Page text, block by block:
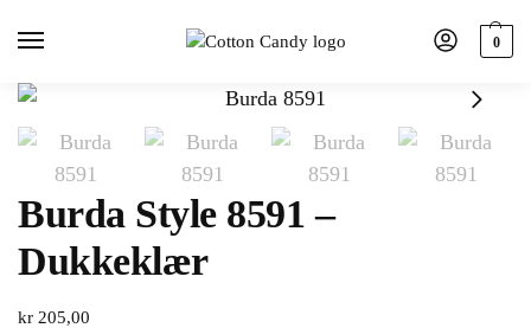
0
Burda Style 8591 –
Dukkeklær
kr 205,00